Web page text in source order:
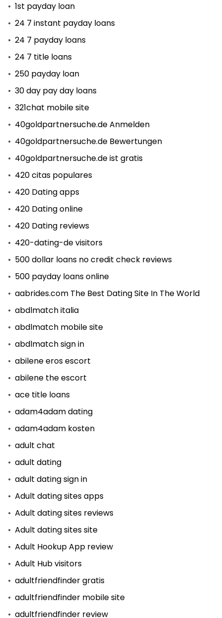
1st payday loan
24 7 instant payday loans
24 7 payday loans
24 7 title loans
250 payday loan
30 day pay day loans
321chat mobile site
40goldpartnersuche.de Anmelden
40goldpartnersuche.de Bewertungen
40goldpartnersuche.de ist gratis
420 citas populares
420 Dating apps
420 Dating online
420 Dating reviews
420-dating-de visitors
500 dollar loans no credit check reviews
500 payday loans online
aabrides.com The Best Dating Site In The World
abdlmatch italia
abdlmatch mobile site
abdlmatch sign in
abilene eros escort
abilene the escort
ace title loans
adam4adam dating
adam4adam kosten
adult chat
adult dating
adult dating sign in
Adult dating sites apps
Adult dating sites reviews
Adult dating sites site
Adult Hookup App review
Adult Hub visitors
adultfriendfinder gratis
adultfriendfinder mobile site
adultfriendfinder review